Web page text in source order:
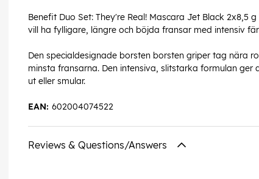
Benefit Duo Set: They're Real! Mascara Jet Black 2x8,5
vill ha fylligare, längre och böjda fransar med intensiv
Den specialdesignade borsten borsten griper tag nära
minsta fransarna. Den intensiva, slitstarka formulan
ut eller smular.
602004074522
EAN:
Reviews & Questions/Answers